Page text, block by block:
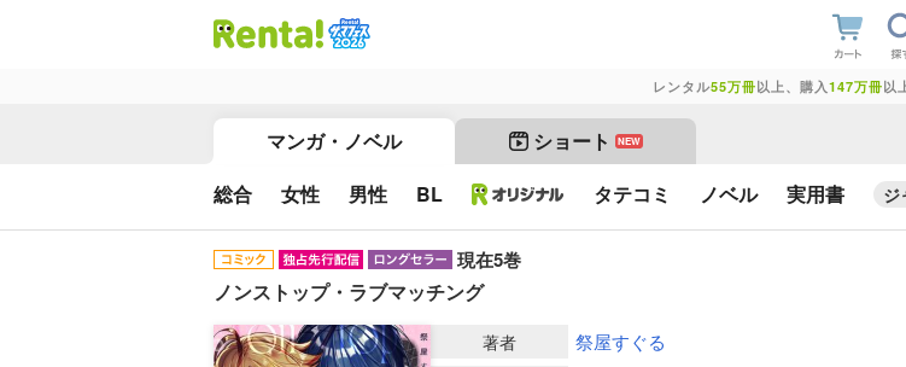
レンタル55万冊以上、購入 147万冊以
マンガ・ノベル ショート NEW
総合 女性 男性 BL タテコミ ノベル 実用書 ジ
現在5巻
ノンストップ・ラブマッチング
著者 祭屋すぐる